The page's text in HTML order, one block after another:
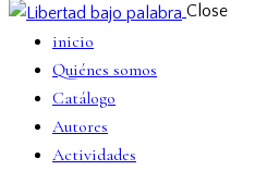
Close
inicio
Quiénes somos
Catálogo
Autores
Actividades